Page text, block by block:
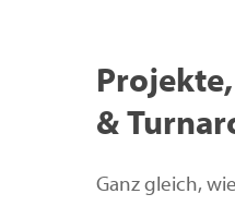
Projekte,
&
Ganz gleich,